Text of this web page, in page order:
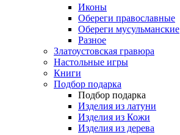
Иконы
Обереги православные
Обереги мусульманские
Разное
Златоустовская гравюра
Настольные игры
Книги
Подбор подарка
Подбор подарка
Изделия из латуни
Изделия из Кожи
Изделия из дерева